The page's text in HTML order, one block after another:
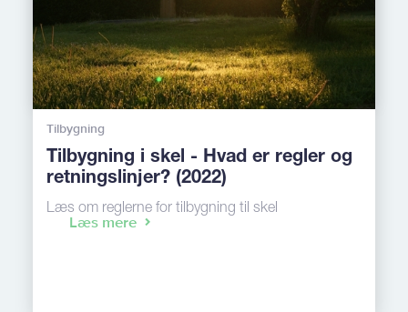
Tilbygning
Tilbygning i skel - Hvad er regler og
retningslinjer? (2022)
Læs om reglerne for tilbygning til skel
Læs mere